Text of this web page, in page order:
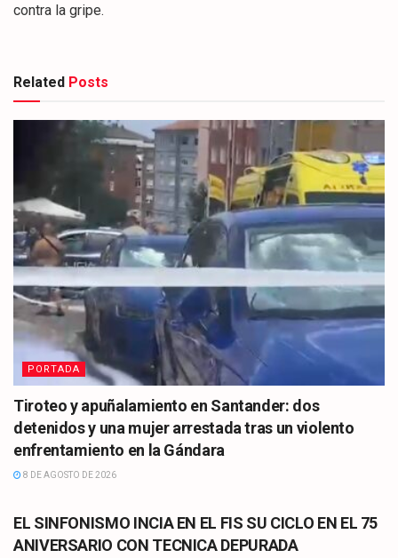
contra la gripe.
Related Posts
PORTADA
Tiroteo y apuñalamiento en Santander: dos
detenidos y una mujer arrestada tras un violento
enfrentamiento en la Gándara
8 DE AGOSTO DE 2026
EL SINFONISMO INCIA EN EL FIS SU CICLO EN EL 75
ANIVERSARIO CON TECNICA DEPURADA